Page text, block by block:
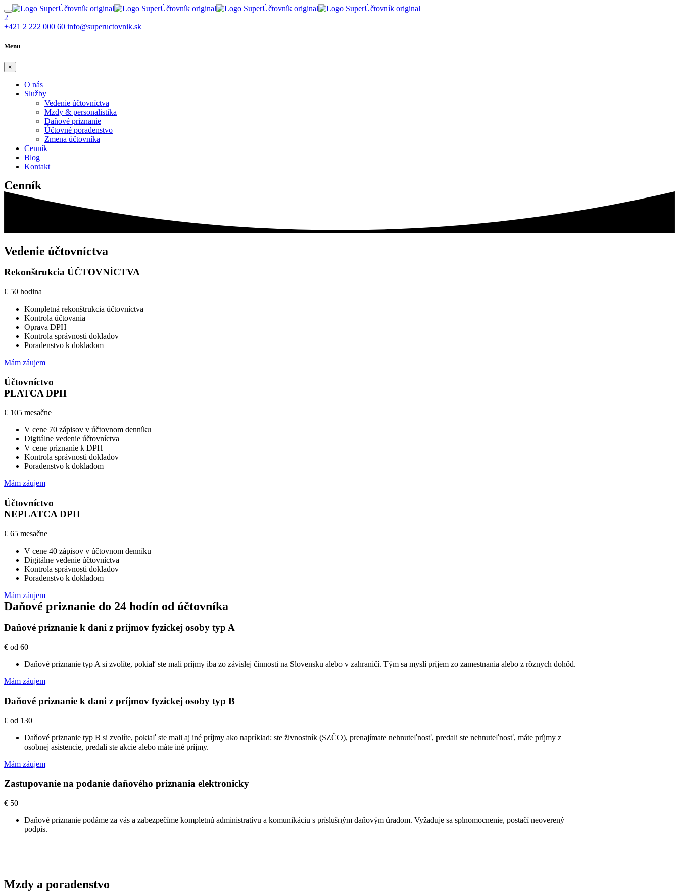
2
+421 2 222 000 60 info@supeructovnik.sk
Menu
×
O nás
Služby
Vedenie účtovníctva
Mzdy & personalistika
Daňové priznanie
Účtovné poradenstvo
Zmena účtovníka
Cenník
Blog
Kontakt
Cenník
Vedenie účtovníctva
Rekonštrukcia ÚČTOVNÍCTVA
€ 50 hodina
Kompletná rekonštrukcia účtovníctva
Kontrola účtovania
Oprava DPH
Kontrola správnosti dokladov
Poradenstvo k dokladom
Mám záujem
Účtovníctvo
PLATCA DPH
€ 105 mesačne
V cene 70 zápisov v účtovnom denníku
Digitálne vedenie účtovníctva
V cene priznanie k DPH
Kontrola správnosti dokladov
Poradenstvo k dokladom
Mám záujem
Účtovníctvo
NEPLATCA DPH
€ 65 mesačne
V cene 40 zápisov v účtovnom denníku
Digitálne vedenie účtovníctva
Kontrola správnosti dokladov
Poradenstvo k dokladom
Mám záujem
Daňové priznanie do 24 hodín od účtovníka
Daňové priznanie k dani z príjmov fyzickej osoby typ A
€ od 60
Daňové priznanie typ A si zvolíte, pokiaľ ste mali príjmy iba zo závislej činnosti na Slovensku alebo v zahraničí. Tým sa myslí príjem zo zamestnania alebo z rôznych dohôd.
Mám záujem
Daňové priznanie k dani z príjmov fyzickej osoby typ B
€ od 130
Daňové priznanie typ B si zvolíte, pokiaľ ste mali aj iné príjmy ako napríklad: ste živnostník (SZČO), prenajímate nehnuteľnosť, predali ste nehnuteľnosť, máte príjmy z
osobnej asistencie, predali ste akcie alebo máte iné príjmy.
Mám záujem
Zastupovanie na podanie daňového priznania elektronicky
€ 50
Daňové priznanie podáme za vás a zabezpečíme kompletnú administratívu a komunikáciu s príslušným daňovým úradom. Vyžaduje sa splnomocnenie, postačí neoverený
podpis.
Mzdy a poradenstvo